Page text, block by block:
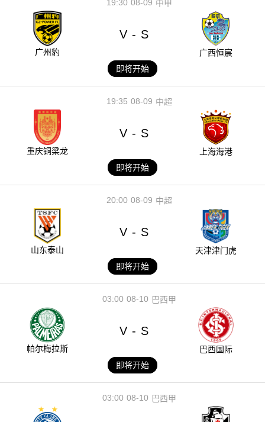
08-09
19:30 中甲
广州豹
V - S
广西恒宸
即将开始
08-09
19:35 中超
重庆铜梁龙
V - S
上海海港
即将开始
08-09
20:00 中超
山东泰山
V - S
天津津门虎
即将开始
08-10
03:00 巴西甲
帕尔梅拉斯
V - S
巴西国际
即将开始
08-10
03:00 巴西甲